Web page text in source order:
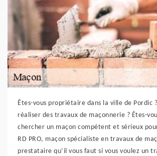
Êtes-vous propriétaire dans la ville de Pordic
réaliser des travaux de maçonnerie ? Êtes-
chercher un maçon compétent et sérieux
RD PRO, maçon spécialiste en travaux de
prestataire qu’il vous faut si vous voulez un